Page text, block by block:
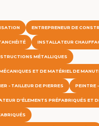
ENTREPRENEUR DE
INSTALLATEUR
MÉTALLIQUES
ET DE MATÉRIEL DE
- TAILLEUR DE PIERRES PEINTRE
D'ÉLEMENTS PRÉFABRIQUÉS ET